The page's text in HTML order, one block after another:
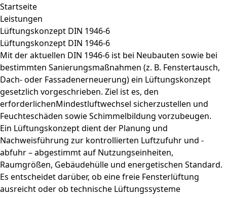
Startseite
Leistungen
Lüftungskonzept DIN 1946-6
Lüftungskonzept DIN 1946-6
Mit der aktuellen DIN 1946-6 ist bei Neubauten sowie bei
bestimmten Sanierungsmaßnahmen (z. B. Fenstertausch,
Dach- oder Fassadenerneuerung) ein Lüftungskonzept
gesetzlich vorgeschrieben. Ziel ist es, den
erforderlichenMindestluftwechsel sicherzustellen und
Feuchteschäden sowie Schimmelbildung vorzubeugen.
Ein Lüftungskonzept dient der Planung und
Nachweisführung zur kontrollierten Luftzufuhr und -
abfuhr – abgestimmt auf Nutzungseinheiten,
Raumgrößen, Gebäudehülle und energetischen Standard.
Es entscheidet darüber, ob eine freie Fensterlüftung
ausreicht oder ob technische Lüftungssysteme